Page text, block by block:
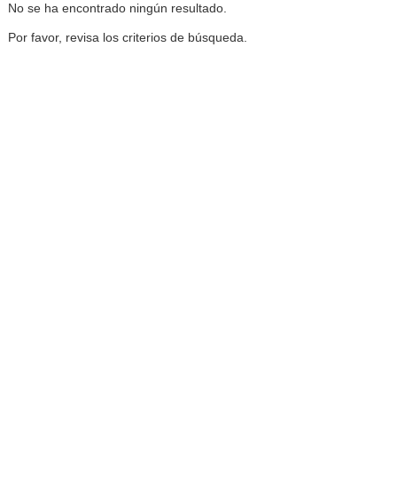
No se ha encontrado ningún resultado.
Por favor, revisa los criterios de búsqueda.